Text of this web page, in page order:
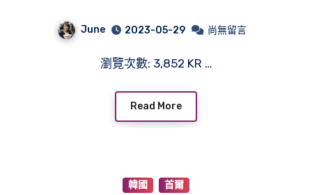
June 2023-05-29 尚無留言
瀏覽次數: 3,852 KR …
Read More
韓國 首爾